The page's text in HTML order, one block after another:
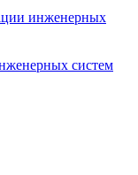
инженерных
систем